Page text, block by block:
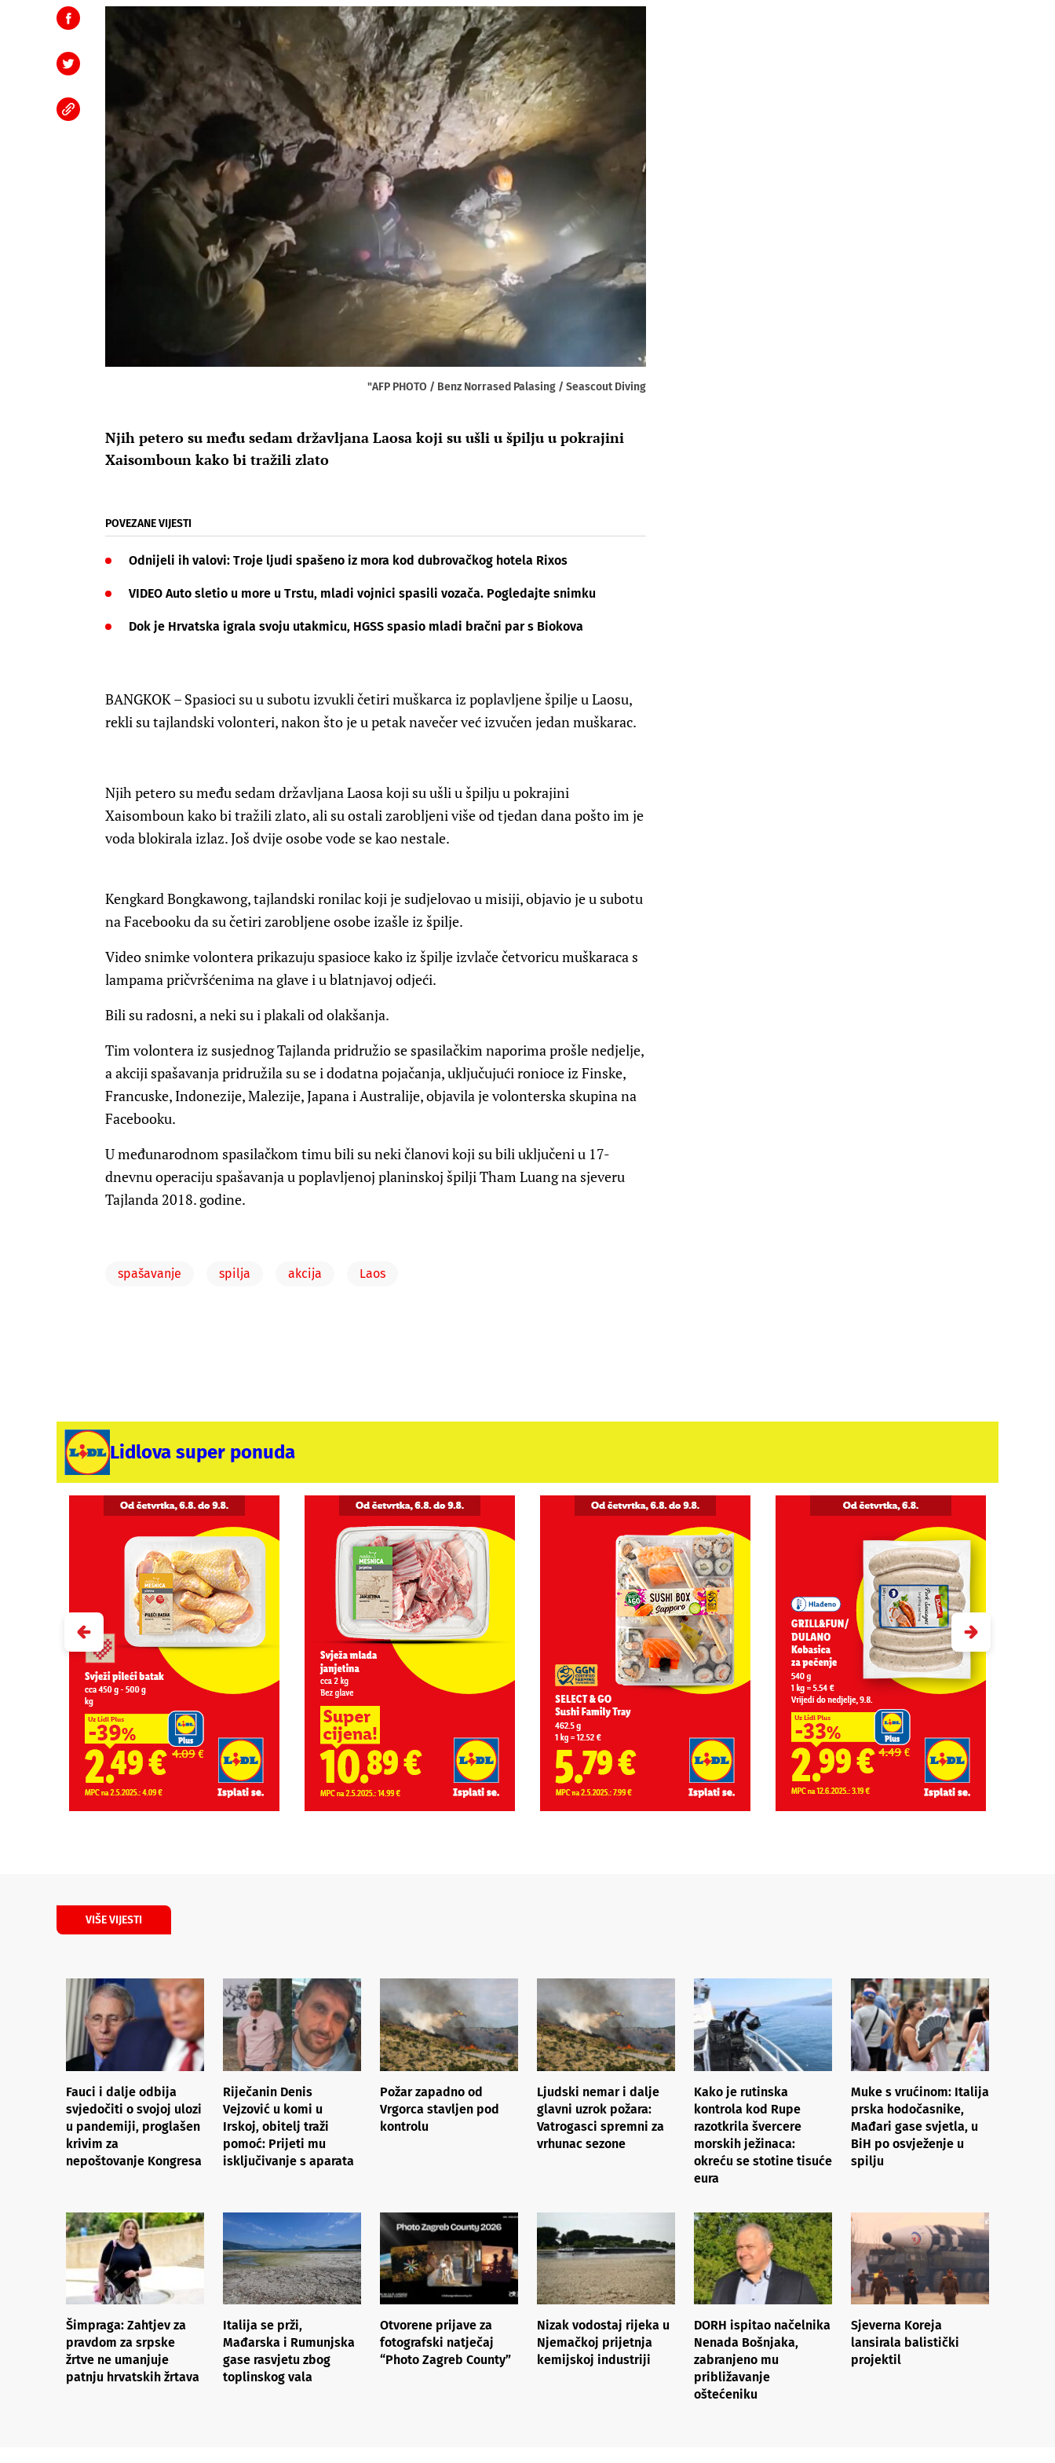
"AFP PHOTO / Benz Norrased Palasing / Seascout Diving
Njih petero su među sedam državljana Laosa koji su ušli u špilju u pokrajini
Xaisomboun kako bi tražili zlato
POVEZANE VIJESTI
Odnijeli ih valovi: Troje ljudi spašeno iz mora kod dubrovačkog hotela Rixos
VIDEO Auto sletio u more u Trstu, mladi vojnici spasili vozača. Pogledajte snimku
Dok je Hrvatska igrala svoju utakmicu, HGSS spasio mladi bračni par s Biokova
BANGKOK – Spasioci su u subotu izvukli četiri muškarca iz poplavljene špilje u Laosu,
rekli su tajlandski volonteri, nakon što je u petak navečer već izvučen jedan muškarac.
Njih petero su među sedam državljana Laosa koji su ušli u špilju u pokrajini
Xaisomboun kako bi tražili zlato, ali su ostali zarobljeni više od tjedan dana pošto im je
voda blokirala izlaz. Još dvije osobe vode se kao nestale.
Kengkard Bongkawong, tajlandski ronilac koji je sudjelovao u misiji, objavio je u subotu
na Facebooku da su četiri zarobljene osobe izašle iz špilje.
Video snimke volontera prikazuju spasioce kako iz špilje izvlače četvoricu muškaraca s
lampama pričvršćenima na glave i u blatnjavoj odjeći.
Bili su radosni, a neki su i plakali od olakšanja.
Tim volontera iz susjednog Tajlanda pridružio se spasilačkim naporima prošle nedjelje,
a akciji spašavanja pridružila su se i dodatna pojačanja, uključujući ronioce iz Finske,
Francuske, Indonezije, Malezije, Japana i Australije, objavila je volonterska skupina na
Facebooku.
U međunarodnom spasilačkom timu bili su neki članovi koji su bili uključeni u 17-
dnevnu operaciju spašavanja u poplavljenoj planinskoj špilji Tham Luang na sjeveru
Tajlanda 2018. godine.
spašavanje spilja akcija Laos
Lidlova super ponuda
VIŠE VIJESTI
Fauci i dalje odbija
svjedočiti o svojoj ulozi
u pandemiji, proglašen
krivim za
nepoštovanje Kongresa
Riječanin Denis
Vejzović u komi u
Irskoj, obitelj traži
pomoć: Prijeti mu
isključivanje s aparata
Požar zapadno od
Vrgorca stavljen pod
kontrolu
Ljudski nemar i dalje
glavni uzrok požara:
Vatrogasci spremni za
vrhunac sezone
Kako je rutinska
kontrola kod Rupe
razotkrila švercere
morskih ježinaca:
okreću se stotine tisuće
eura
Muke s vrućinom: Italija
prska hodočasnike,
Mađari gase svjetla, u
BiH po osvježenje u
spilju
Šimpraga: Zahtjev za
pravdom za srpske
žrtve ne umanjuje
patnju hrvatskih žrtava
Italija se prži,
Mađarska i Rumunjska
gase rasvjetu zbog
toplinskog vala
Otvorene prijave za
fotografski natječaj
“Photo Zagreb County”
Nizak vodostaj rijeka u
Njemačkoj prijetnja
kemijskoj industriji
DORH ispitao načelnika
Nenada Bošnjaka,
zabranjeno mu
približavanje
oštećeniku
Sjeverna Koreja
lansirala balistički
projektil